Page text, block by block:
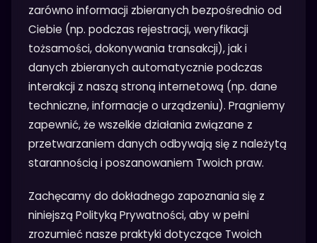
zarówno informacji zbieranych bezpośrednio od
Ciebie (np. podczas rejestracji, weryfikacji
tożsamości, dokonywania transakcji), jak i
danych zbieranych automatycznie podczas
interakcji z naszą stroną internetową (np. dane
techniczne, informacje o urządzeniu). Pragniemy
zapewnić, że wszelkie działania związane z
przetwarzaniem danych odbywają się z należytą
starannością i poszanowaniem Twoich praw.
Zachęcamy do dokładnego zapoznania się z
niniejszą Polityką Prywatności, aby w pełni
zrozumieć nasze praktyki dotyczące Twoich